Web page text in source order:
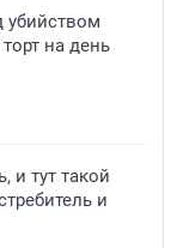
убийством
на день
и тут такой
и